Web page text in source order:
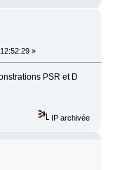
»
PSR et D
IP archivée